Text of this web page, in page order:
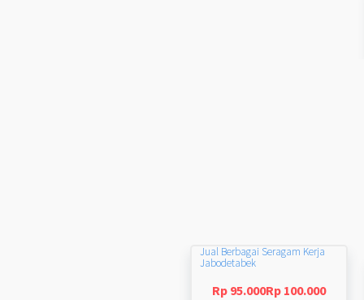
Jual Berbagai Seragam Kerja
Jabodetabek
Rp 95.000Rp 100.000